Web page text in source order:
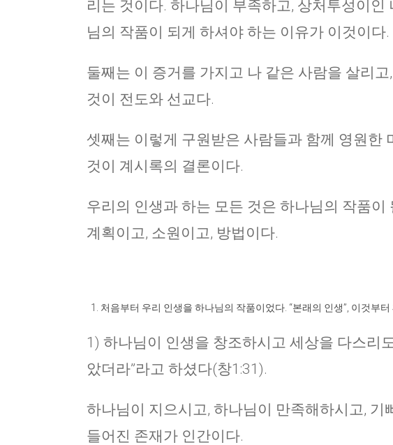
리는 것이다. 하나님이 부족하고, 상처투성이
님의 작품이 되게 하셔야 하는 이유가 이것이다.
둘째는 이 증거를 가지고 나 같은 사람을 살리
것이 전도와 선교다.
셋째는 이렇게 구원받은 사람들과 함께 영원한
것이 계시록의 결론이다.
우리의 인생과 하는 모든 것은 하나님의 작품이
계획이고, 소원이고, 방법이다.
처음부터 우리 인생을 하나님의 작품이었다. “본래의 인생”, 이것부터
1) 하나님이 인생을 창조하시고 세상을 다스리
았더라”라고 하셨다(창1:31).
하나님이 지으시고, 하나님이 만족해하시고, 기
들어진 존재가 인간이다.